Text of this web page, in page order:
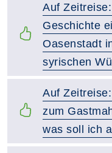
Auf
Geschichte
Oasenstadt
syrischen
Auf
zum
was soll ich